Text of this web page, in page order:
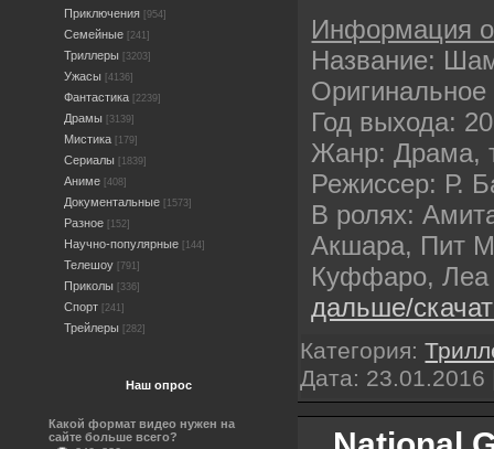
Приключения [954]
Семейные [241]
Триллеры [3203]
Ужасы [4136]
Фантастика [2239]
Драмы [3139]
Мистика [179]
Сериалы [1839]
Аниме [408]
Документальные [1573]
Разное [152]
Научно-популярные [144]
Телешоу [791]
Приколы [336]
Спорт [241]
Трейлеры [282]
Наш опрос
Какой формат видео нужен на
сайте больше всего?
Информация
Название:
Год выхода:
Жанр: Драма,
Режиссер: Р.
В ролях:
Акшара, Пит
Куффаро,
дальше/
Категория:
Дата: 23.01.2016